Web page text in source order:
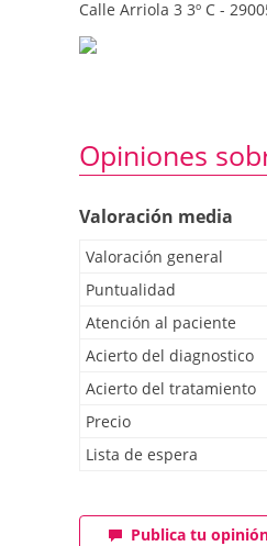
"Resultados y
"Cirugía de la
Hospital Carlos
Calle Arriola 3 3º C -
Opiniones
Valoración media
Valoración general
Puntualidad
Atención al paciente
Acierto del diagnostico
Acierto del tratamiento
Precio
Lista de espera
Publica tu